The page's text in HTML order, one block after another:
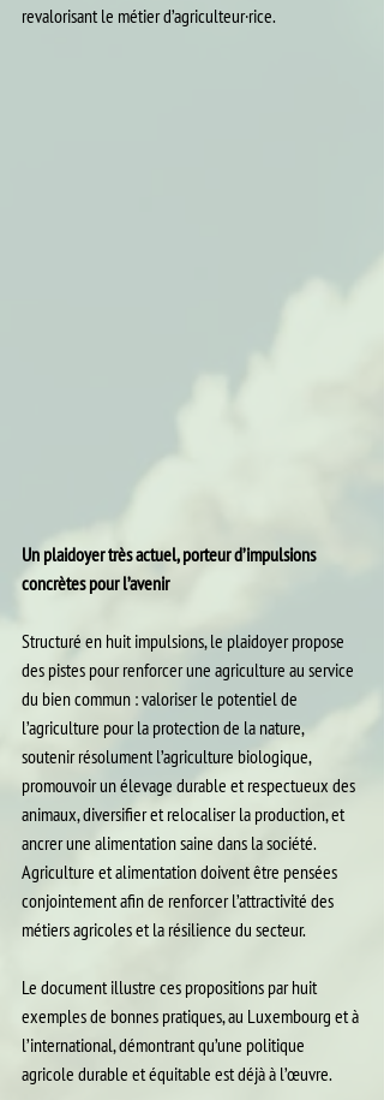
revalorisant le métier d’agriculteur·rice.
Un plaidoyer très actuel, porteur d’impulsions
concrètes pour l’avenir
Structuré en huit impulsions, le plaidoyer propose
des pistes pour renforcer une agriculture au service
du bien commun : valoriser le potentiel de
l’agriculture pour la protection de la nature,
soutenir résolument l’agriculture biologique,
promouvoir un élevage durable et respectueux des
animaux, diversifier et relocaliser la production, et
ancrer une alimentation saine dans la société.
Agriculture et alimentation doivent être pensées
conjointement afin de renforcer l’attractivité des
métiers agricoles et la résilience du secteur.
Le document illustre ces propositions par huit
exemples de bonnes pratiques, au Luxembourg et à
l’international, démontrant qu’une politique
agricole durable et équitable est déjà à l’œuvre.